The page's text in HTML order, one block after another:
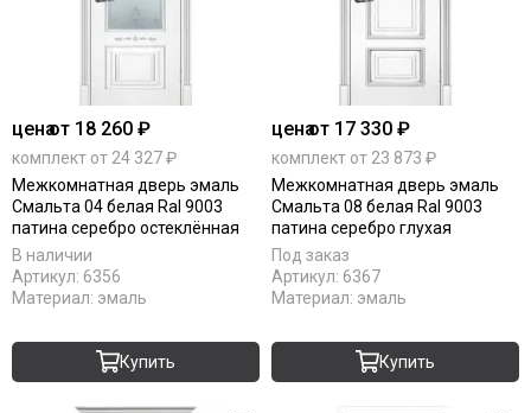
ценаот 18 260 ₽
комплект от 24 327 ₽
Межкомнатная дверь эмаль
Смальта 04 белая Ral 9003
патина серебро остеклённая
В наличии
Артикул: 6356
Материал: эмаль
Купить
ценаот 17 330 ₽
комплект от 23 873 ₽
Межкомнатная дверь эмаль
Смальта 08 белая Ral 9003
патина серебро глухая
Под заказ
Артикул: 6367
Материал: эмаль
Купить